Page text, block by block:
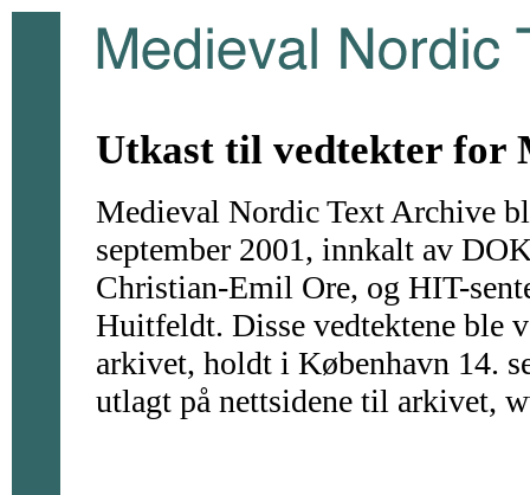
Utkast til vedtekter for
Medieval Nordic Text Archive
september 2001, innkalt av
Christian-Emil Ore, og HIT-
Huitfeldt. Disse vedtektene ble
arkivet, holdt i København 14.
utlagt på nettsidene til arkivet,